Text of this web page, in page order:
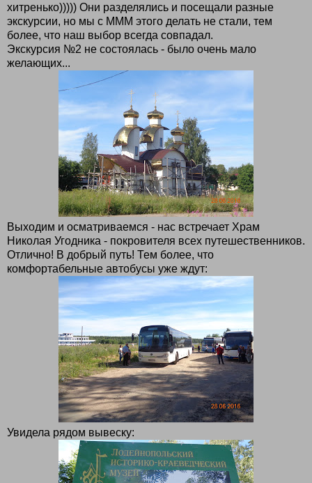
хитренько))))) Они разделялись и посещали разные
экскурсии, но мы с МММ этого делать не стали, тем
более, что наш выбор всегда совпадал.
Экскурсия №2 не состоялась - было очень мало
желающих...
Выходим и осматриваемся - нас встречает Храм
Николая Угодника - покровителя всех путешественников.
Отлично! В добрый путь! Тем более, что
комфортабельные автобусы уже ждут:
Увидела рядом вывеску: